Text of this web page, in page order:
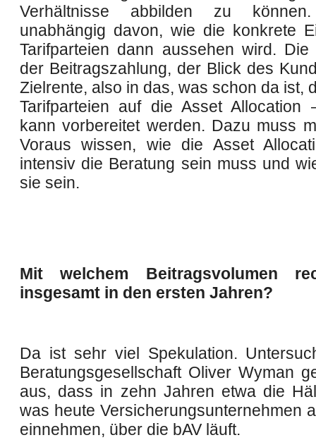
Verhältnisse abbilden zu
unabhängig davon, wie die konkrete
Tarifparteien dann aussehen wird. Die
der Beitragszahlung, der Blick des
Zielrente, also in das, was schon da ist,
Tarifparteien auf die Asset Allocation
kann vorbereitet werden. Dazu muss
Voraus wissen, wie die Asset
intensiv die Beratung sein muss und
sie sein.
Mit welchem Beitragsvolumen
insgesamt in den ersten Jahren?
Da ist sehr viel Spekulation.
Beratungsgesellschaft Oliver Wyman
aus, dass in zehn Jahren etwa die
was heute Versicherungsunternehmen
einnehmen, über die bAV läuft.